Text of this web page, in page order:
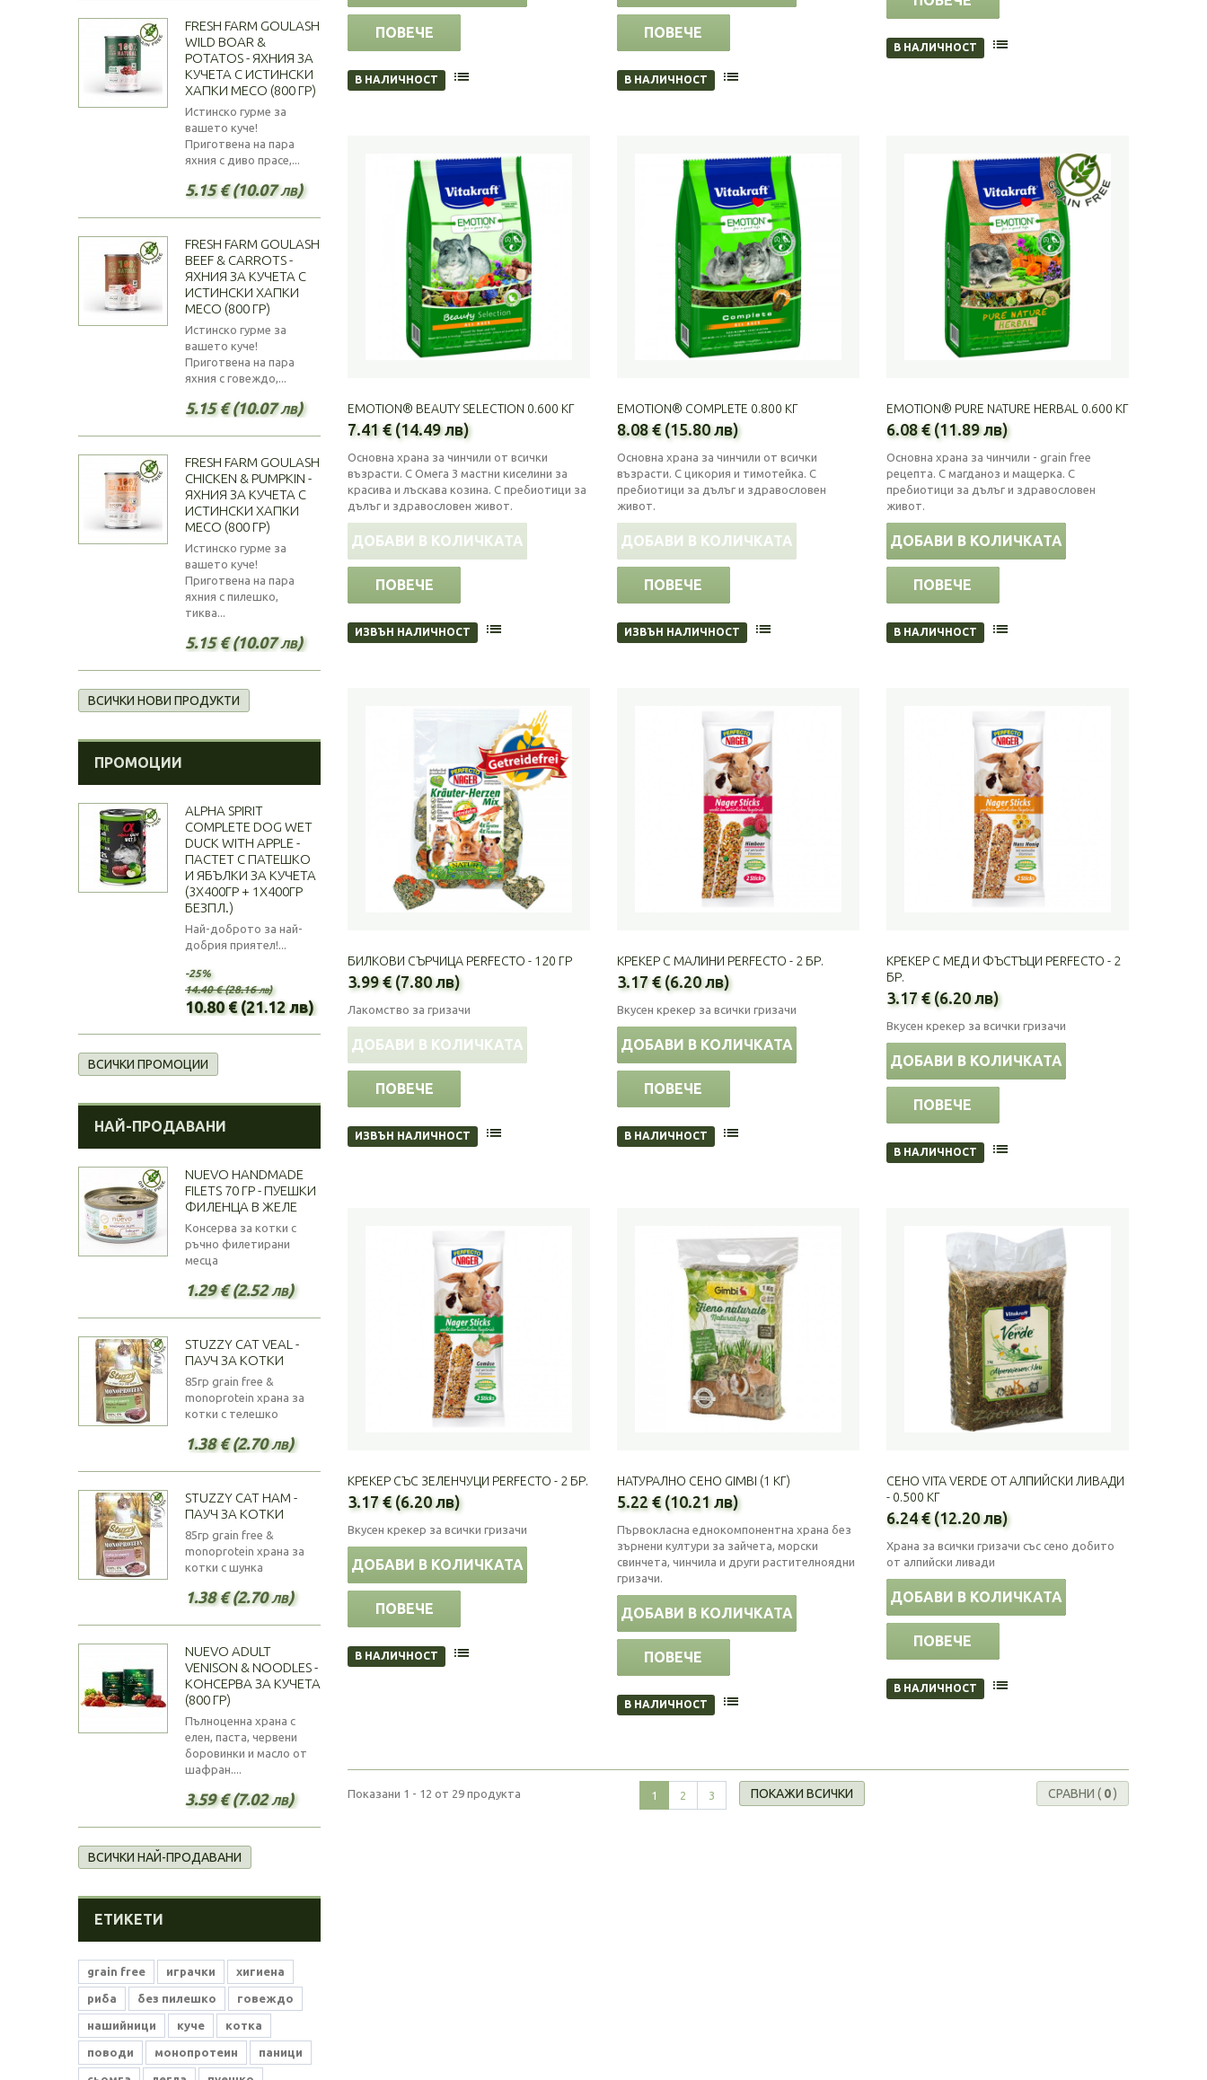
ПОВЕЧЕ
В НАЛИЧНОСТ
ПОВЕЧЕ
В НАЛИЧНОСТ
В НАЛИЧНОСТ
EMOTION® BEAUTY SELECTION 0.600 КГ
7.41 € (14.49 лв)
Основна храна за чинчили от всички
възрасти. С Омега 3 мастни киселини за
красива и лъскава козина. С пребиотици за
дълъг и здравословен живот.
ДОБАВИ В КОЛИЧКАТА
ПОВЕЧЕ
ИЗВЪН НАЛИЧНОСТ
EMOTION® COMPLETE 0.800 КГ
8.08 € (15.80 лв)
Основна храна за чинчили от всички
възрасти. С цикория и тимотейка. С
пребиотици за дълъг и здравословен
живот.
ДОБАВИ В КОЛИЧКАТА
ПОВЕЧЕ
ИЗВЪН НАЛИЧНОСТ
EMOTION® PURE NATURE HERBAL 0.600 КГ
6.08 € (11.89 лв)
Основна храна за чинчили - grain free
рецепта. С магданоз и мащерка. С
пребиотици за дълъг и здравословен
живот.
ДОБАВИ В КОЛИЧКАТА
ПОВЕЧЕ
В НАЛИЧНОСТ
БИЛКОВИ СЪРЧИЦА PERFECTO - 120 ГР
3.99 € (7.80 лв)
Лакомство за гризачи
ДОБАВИ В КОЛИЧКАТА
ПОВЕЧЕ
ИЗВЪН НАЛИЧНОСТ
КРЕКЕР С МАЛИНИ PERFECTO - 2 БР.
3.17 € (6.20 лв)
Вкусен крекер за всички гризачи
ДОБАВИ В КОЛИЧКАТА
ПОВЕЧЕ
В НАЛИЧНОСТ
КРЕКЕР С МЕД И ФЪСТЪЦИ PERFECTO - 2
БР.
3.17 € (6.20 лв)
Вкусен крекер за всички гризачи
ДОБАВИ В КОЛИЧКАТА
ПОВЕЧЕ
В НАЛИЧНОСТ
КРЕКЕР СЪС ЗЕЛЕНЧУЦИ PERFECTO - 2 БР.
3.17 € (6.20 лв)
Вкусен крекер за всички гризачи
ДОБАВИ В КОЛИЧКАТА
ПОВЕЧЕ
В НАЛИЧНОСТ
НАТУРАЛНО СЕНО GIMBI (1 КГ)
5.22 € (10.21 лв)
Първокласна еднокомпонентна храна без
зърнени култури за зайчета, морски
свинчета, чинчила и други растителноядни
гризачи.
ДОБАВИ В КОЛИЧКАТА
ПОВЕЧЕ
В НАЛИЧНОСТ
СЕНО VITA VERDE ОТ АЛПИЙСКИ ЛИВАДИ
- 0.500 КГ
6.24 € (12.20 лв)
Храна за всички гризачи със сено добито
от алпийски ливади
ДОБАВИ В КОЛИЧКАТА
ПОВЕЧЕ
В НАЛИЧНОСТ
СРАВНИ ( 0)
ПОКАЖИ ВСИЧКИ
1 2 3
Показани 1 - 12 от 29 продукта
FRESH FARM GOULASH
WILD BOAR &
POTATOS - ЯХНИЯ ЗА
КУЧЕТА С ИСТИНСКИ
ХАПКИ МЕСО (800 ГР)
Истинско гурме за
вашето куче!
Приготвена на пара
яхния с диво прасе,...
5.15 € (10.07 лв)
FRESH FARM GOULASH
BEEF & CARROTS -
ЯХНИЯ ЗА КУЧЕТА С
ИСТИНСКИ ХАПКИ
МЕСО (800 ГР)
Истинско гурме за
вашето куче!
Приготвена на пара
яхния с говеждо,...
5.15 € (10.07 лв)
FRESH FARM GOULASH
CHICKEN & PUMPKIN -
ЯХНИЯ ЗА КУЧЕТА С
ИСТИНСКИ ХАПКИ
МЕСО (800 ГР)
Истинско гурме за
вашето куче!
Приготвена на пара
яхния с пилешко,
тиква...
5.15 € (10.07 лв)
ВСИЧКИ НОВИ ПРОДУКТИ
ПРОМОЦИИ
ALPHA SPIRIT
COMPLETE DOG WET
DUCK WITH APPLE -
ПАСТЕТ С ПАТЕШКО
И ЯБЪЛКИ ЗА КУЧЕТА
(3Х400ГР + 1Х400ГР
БЕЗПЛ.)
Най-доброто за най-
добрия приятел!...
-25%
14.40 € (28.16 лв)
10.80 € (21.12 лв)
ВСИЧКИ ПРОМОЦИИ
НАЙ-ПРОДАВАНИ
NUEVO HANDMADE
FILETS 70 ГР - ПУЕШКИ
ФИЛЕНЦА В ЖЕЛЕ
Консерва за котки с
ръчно филетирани
месца
1.29 € (2.52 лв)
STUZZY CAT VEAL -
ПАУЧ ЗА КОТКИ
85гр grain free &
monoprotein храна за
котки с телешко
1.38 € (2.70 лв)
STUZZY CAT HAM -
ПАУЧ ЗА КОТКИ
85гр grain free &
monoprotein храна за
котки с шунка
1.38 € (2.70 лв)
NUEVO ADULT
VENISON & NOODLES -
КОНСЕРВА ЗА КУЧЕТА
(800 ГР)
Пълноценна храна с
елен, паста, червени
боровинки и масло от
шафран....
3.59 € (7.02 лв)
ВСИЧКИ НАЙ-ПРОДАВАНИ
ЕТИКЕТИ
grain free играчки хигиена
риба без пилешко говеждо
нашийници куче котка
поводи монопротеин паници